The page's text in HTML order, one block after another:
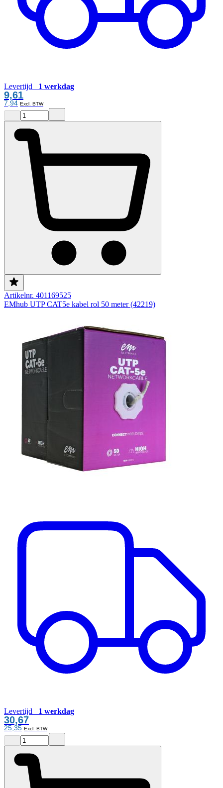
Levertijd 1 werkdag
9,61
7,94
Artikelnr. 401169525
EMhub UTP CAT5e kabel rol 50 meter (42219)
Levertijd 1 werkdag
30,67
25,35